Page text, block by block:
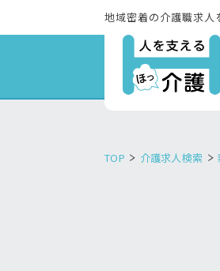
地域密着の介護職求人
TOP 介護求人検索